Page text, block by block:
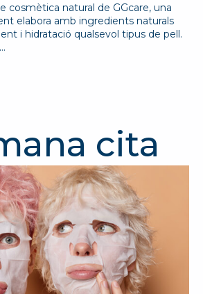
cosmètica natural de GGcare, una
elabora amb ingredients naturals
i hidratació qualsevol tipus de pell.
cita